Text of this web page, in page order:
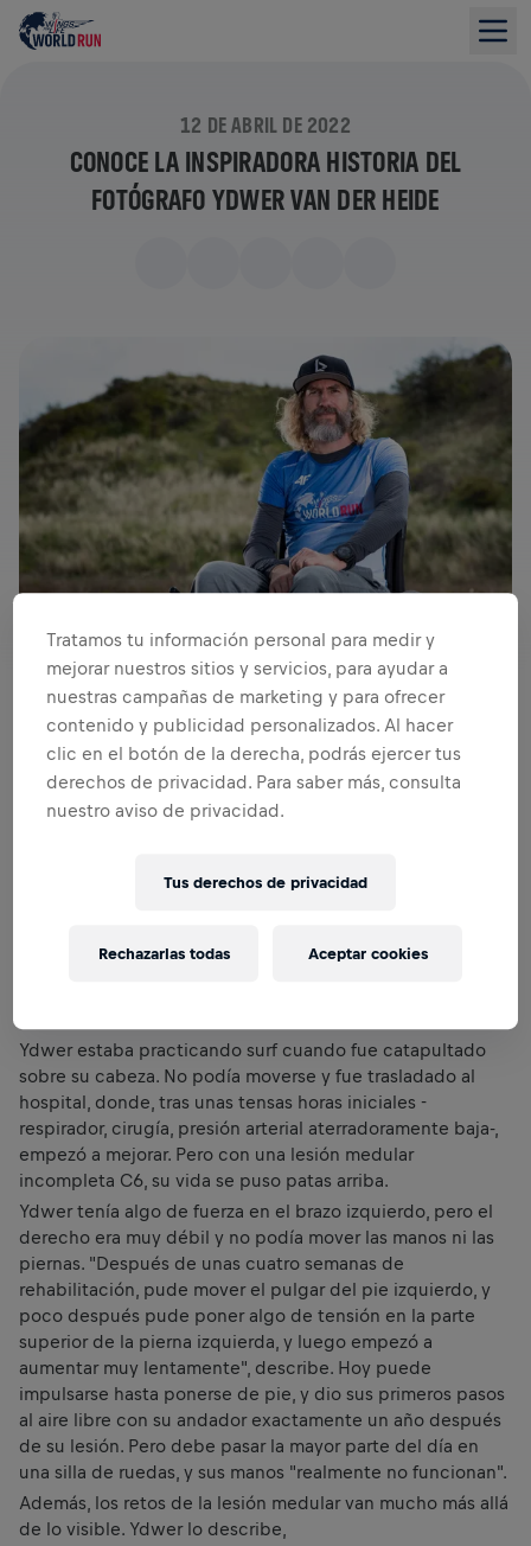
12 DE ABRIL DE 2022
CONOCE LA INSPIRADORA HISTORIA DEL
FOTÓGRAFO YDWER VAN DER HEIDE
Cada Wings for Life World Run está repleta de momentos
impactantes, y en 2021, un momento que resonó fue
cuando el fotógrafo holandésYdwer van der Heide
Ydwer es un destacado fotógrafo de deportes de acción,
con la causa benéfica. Pero un jueves normal de febrero
Ydwer estaba practicando surf cuando fue catapultado
sobre su cabeza. No podía moverse y fue trasladado al
hospital, donde, tras unas tensas horas iniciales -
respirador, cirugía, presión arterial aterradoramente baja-,
empezó a mejorar. Pero con una lesión medular
incompleta C6, su vida se puso patas arriba.
Ydwer tenía algo de fuerza en el brazo izquierdo, pero el
derecho era muy débil y no podía mover las manos ni las
piernas. "Después de unas cuatro semanas de
rehabilitación, pude mover el pulgar del pie izquierdo, y
poco después pude poner algo de tensión en la parte
superior de la pierna izquierda, y luego empezó a
aumentar muy lentamente", describe. Hoy puede
impulsarse hasta ponerse de pie, y dio sus primeros pasos
al aire libre con su andador exactamente un año después
de su lesión. Pero debe pasar la mayor parte del día en
una silla de ruedas, y sus manos "realmente no funcionan".
Además, los retos de la lesión medular van mucho más allá
de lo visible. Ydwer lo describe,
Tratamos tu información personal para medir y
mejorar nuestros sitios y servicios, para ayudar a
nuestras campañas de marketing y para ofrecer
contenido y publicidad personalizados. Al hacer
clic en el botón de la derecha, podrás ejercer tus
derechos de privacidad. Para saber más, consulta
nuestro aviso de privacidad.
Tus derechos de privacidad
Rechazarlas todas Aceptar cookies